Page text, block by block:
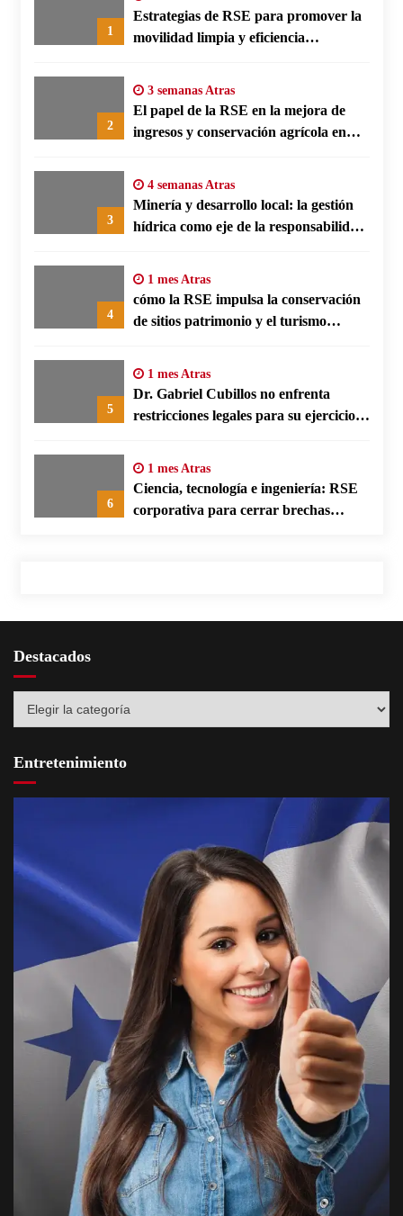
1
Estrategias de RSE para promover la
movilidad limpia y eficiencia
2
3 semanas Atras
El papel de la RSE en la mejora de
ingresos y conservación agrícola en
3
4 semanas Atras
Minería y desarrollo local: la gestión
hídrica como eje de la responsabilidad
4
1 mes Atras
cómo la RSE impulsa la conservación
de sitios patrimonio y el turismo
5
1 mes Atras
Dr. Gabriel Cubillos no enfrenta
restricciones legales para su ejercicio,
6
1 mes Atras
Ciencia, tecnología e ingeniería: RSE
corporativa para cerrar brechas
Destacados
Entretenimiento